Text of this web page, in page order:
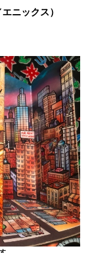
ニックス）